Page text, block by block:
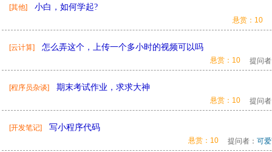
[其他] 小白，如何学起?
悬赏：10
[云计算] 怎么弄这个，上传一个多小时的视频可以吗
提问
悬赏：10
[程序员杂谈] 期末考试作业，求求大神
提问
悬赏：10
[开发笔记] 写小程序代码
提问者： 可
悬赏：10